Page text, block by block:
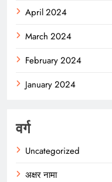
April 2024
March 2024
February 2024
January 2024
वर्ग
Uncategorized
अक्षर नामा